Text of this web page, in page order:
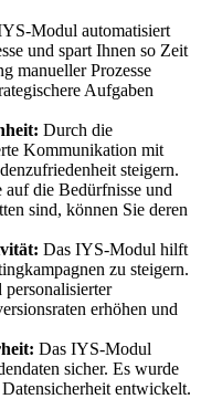
Modul automatisiert
und spart Ihnen so Zeit
manueller Prozesse
Aufgaben
Durch die
Kommunikation mit
steigern.
auf die Bedürfnisse und
sind, können Sie deren
Das IYS-Modul hilft
zu steigern.
personalisierter
erhöhen und
Das IYS-Modul
sicher. Es wurde
entwickelt.